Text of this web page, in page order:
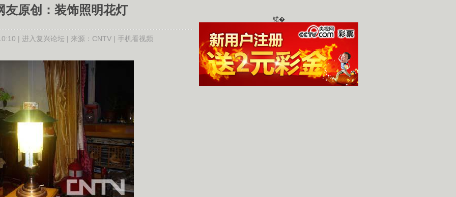
友原创：装饰照明花灯
| 进入复兴论坛| 来源：CNTV | 手机看视频
锘�